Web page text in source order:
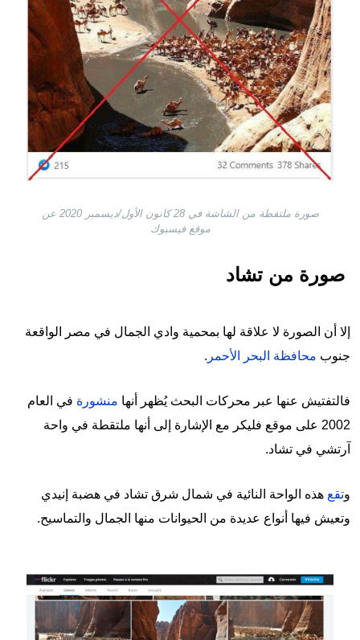
صورة ملتقطة من الشاشة في 28 كانون الأول/ديسمبر 2020 عن
موقع فيسبوك
صورة من تشاد
إلا أن الصورة لا علاقة لها بمحمية وادي الجمال في مصر الواقعة
جنوب محافظة البحر الأحمر .
فالتفتيش عنها عبر محركات البحث يُظهر أنها منشورة في العام
2002 على موقع فليكر مع الإشارة إلى أنها ملتقطة في واحة
آرتشي في تشاد.
وتقع هذه الواحة النائية في شمال شرق تشاد في هضبة إنيدي
وتعيش فيها أنواع عديدة من الحيوانات منها الجمال والتماسيح.
Image